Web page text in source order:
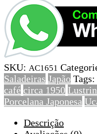
Chávena
de
café
e
pires
Lustrina,
mês
de
Outubro
Cosmos”
SKU: AC1651
Saladeiras Japão Tags:
café circa 1950
Porcelana Japonesa
Descrição